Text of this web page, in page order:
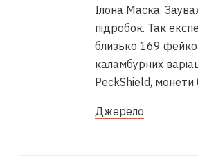
Ілона Маска.
підробок. Так
близько 169
каламбурних
PeckShield, монети
Джерело